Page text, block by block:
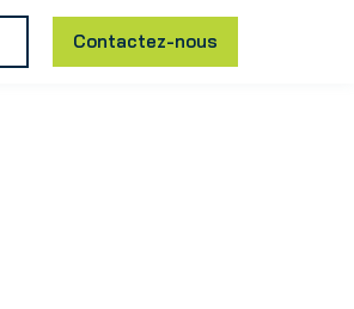
Contactez-nous